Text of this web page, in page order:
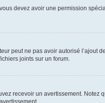
devez avoir une permission
peut ne pas avoir autorisé
joints sur un forum.
recevoir un avertissement. Notez